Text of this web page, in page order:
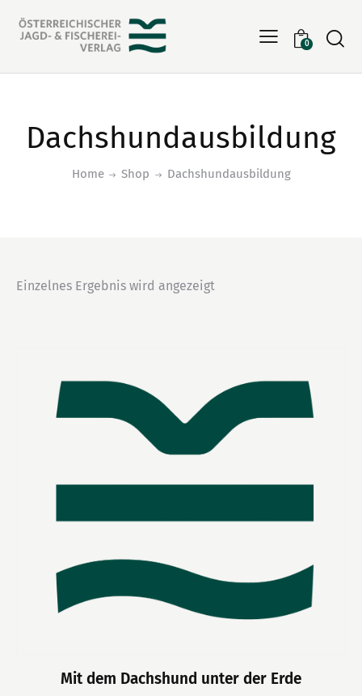
0
Dachshundausbildung
Home Shop Dachshundausbildung
Einzelnes Ergebnis wird angezeigt
Mit dem Dachshund unter der Erde